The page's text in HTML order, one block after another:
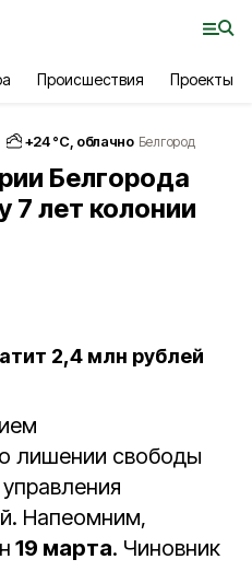
Происшествия Проекты
+24°С, облачно Белгород
Белгорода
7 лет колонии
2,4 млн рублей
лишении свободы
Напеомним,
19 марта. Чиновник